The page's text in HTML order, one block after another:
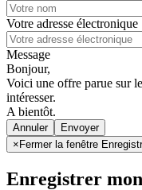
Votre adresse électronique
Message
Bonjour,
Voici une offre parue sur
intéresser.
A bientôt.
Annuler
× Fermer la fenêtre
Enregistrer